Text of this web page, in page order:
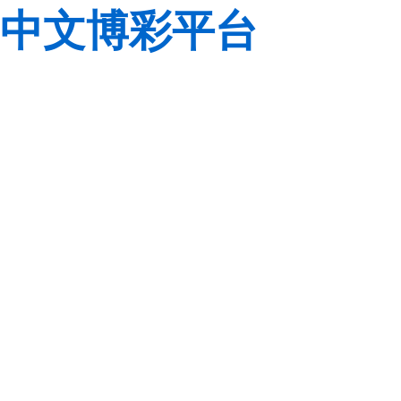
中文博彩平台